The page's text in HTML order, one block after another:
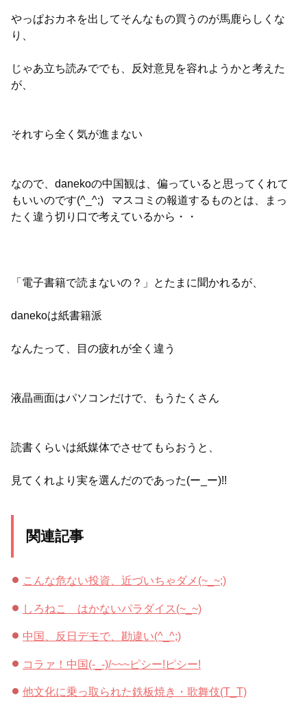
やっぱおカネを出してそんなもの買うのが馬鹿らしくな
り、
じゃあ立ち読みででも、反対意見を容れようかと考えた
が、
それすら全く気が進まない
なので、danekoの中国観は、偏っていると思ってくれて
もいいのです(^_^;) マスコミの報道するものとは、まっ
たく違う切り口で考えているから・・
「電子書籍で読まないの？」とたまに聞かれるが、
danekoは紙書籍派
なんたって、目の疲れが全く違う
液晶画面はパソコンだけで、もうたくさん
読書くらいは紙媒体でさせてもらおうと、
見てくれより実を選んだのであった(ー_ー)!!
関連記事
こんな危ない投資、近づいちゃダメ(~_~;)
しろねこ はかないパラダイス(~_~)
中国、反日デモで、勘違い(^_^;)
コラァ！中国(-_-)/~~~ピシー!ピシー!
他文化に乗っ取られた鉄板焼き・歌舞伎(T_T)